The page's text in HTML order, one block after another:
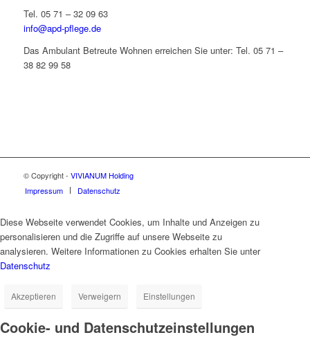
Tel. 05 71 – 32 09 63
info@apd-pflege.de
Das Ambulant Betreute Wohnen erreichen Sie unter: Tel. 05 71 –
38 82 99 58
© Copyright - VIVIANUM Holding
Impressum
Datenschutz
Diese Webseite verwendet Cookies, um Inhalte und Anzeigen zu
personalisieren und die Zugriffe auf unsere Webseite zu
analysieren. Weitere Informationen zu Cookies erhalten Sie unter
Datenschutz
Akzeptieren Verweigern Einstellungen
Cookie- und Datenschutzeinstellungen